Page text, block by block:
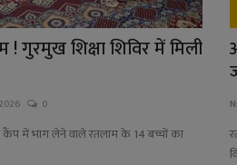
शिक्षा शिविर में मिली
0
कैंप में भाग लेने वाले रतलाम के 14 बच्चों का